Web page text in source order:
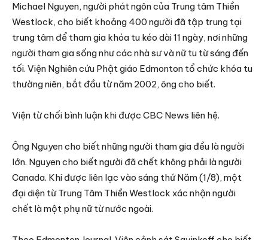
Michael Nguyen, người phát ngôn của Trung tâm Thiền
Westlock, cho biết khoảng 400 người đã tập trung tại
trung tâm để tham gia khóa tu kéo dài 11 ngày, nơi những
người tham gia sống như các nhà sư và nữ tu từ sáng đến
tối. Viện Nghiên cứu Phật giáo Edmonton tổ chức khóa tu
thường niên, bắt đầu từ năm 2002, ông cho biết.
Viện từ chối bình luận khi được CBC News liên hệ.
Ông Nguyen cho biết những người tham gia đều là người
lớn. Nguyen cho biết người đã chết không phải là người
Canada. Khi được liên lạc vào sáng thứ Năm (1/8), một
đại diện từ Trung Tâm Thiền Westlock xác nhận người
chết là một phụ nữ từ nước ngoài.